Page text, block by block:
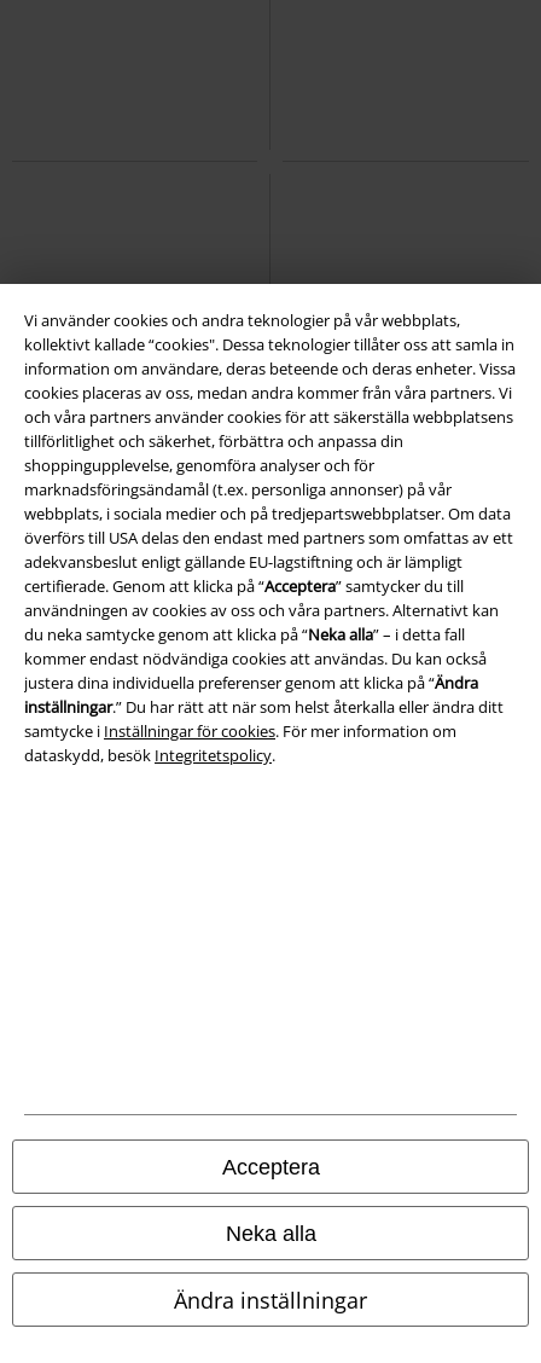
Vi använder cookies och andra teknologier på vår webbplats,
kollektivt kallade “cookies". Dessa teknologier tillåter oss att samla in
information om användare, deras beteende och deras enheter. Vissa
cookies placeras av oss, medan andra kommer från våra partners. Vi
och våra partners använder cookies för att säkerställa webbplatsens
tillförlitlighet och säkerhet, förbättra och anpassa din
shoppingupplevelse, genomföra analyser och för
marknadsföringsändamål (t.ex. personliga annonser) på vår
webbplats, i sociala medier och på tredjepartswebbplatser. Om data
överförs till USA delas den endast med partners som omfattas av ett
adekvansbeslut enligt gällande EU-lagstiftning och är lämpligt
certifierade. Genom att klicka på “Acceptera” samtycker du till
användningen av cookies av oss och våra partners. Alternativt kan
du neka samtycke genom att klicka på “Neka alla” – i detta fall
kommer endast nödvändiga cookies att användas. Du kan också
justera dina individuella preferenser genom att klicka på “Ändra
inställningar.” Du har rätt att när som helst återkalla eller ändra ditt
samtycke i Inställningar för cookies. För mer information om
dataskydd, besök Integritetspolicy.
Acceptera
Neka alla
Ändra inställningar